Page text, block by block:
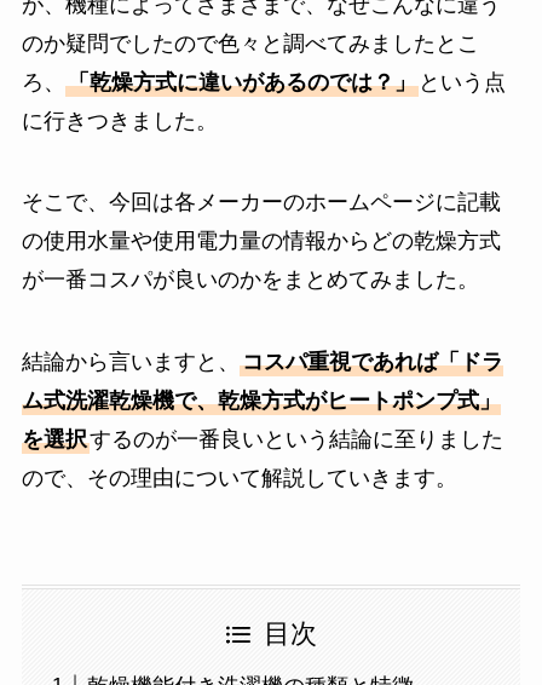
のか疑問でしたので色々と調べてみましたとこ
ろ、 「乾燥方式に違いがあるのでは？」という点
に行きつきました。
そこで、今回は各メーカーのホームページに記載
の使用水量や使用電力量の情報からどの乾燥方式
が一番コスパが良いのかをまとめてみました。
結論から言いますと、 コスパ重視であれば「ドラ
ム式洗濯乾燥機で、乾燥方式がヒートポンプ式」
を選択するのが一番良いという結論に至りました
ので、その理由について解説していきます。
目次